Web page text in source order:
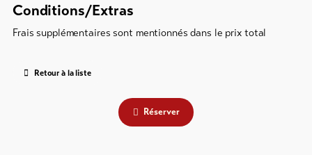
Conditions/Extras
Frais supplémentaires sont mentionnés dans le prix total
Retour à la liste
Réserver